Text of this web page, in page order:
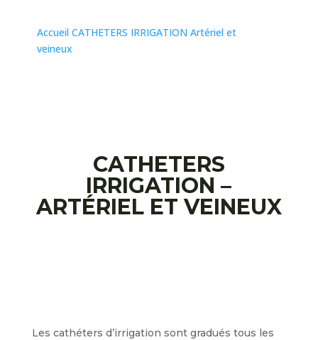
Accueil CATHETERS IRRIGATION Artériel et
veineux
CATHETERS
IRRIGATION –
ARTÉRIEL ET VEINEUX
Les cathéters d’irrigation sont gradués tous les